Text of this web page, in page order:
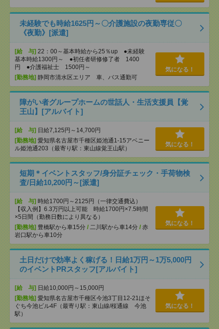
未経験でも時給1625円～〇介護施設の夜勤専従〇
《夜勤》[派遣]
[給 与] 22：00～基本時給から25％up ●未経験
基本時給1300円～ ●初任者研修修了者 1400
円 ●介護福祉士 1500円～
[勤務地] 静岡市清水区エリア 車、バス通勤可
気になる！
障がい者グループホームの世話人・生活支援員【覚
王山】[アルバイト]
[給 与] 日給7,125円～14,700円
[勤務地] 愛知県名古屋市千種区姫池通1-15アベニー
ル姫池通203（最寄り駅：東山線覚王山駅）
気になる！
短期＊イベントスタッフ/身分証チェック・手荷物検
査/日給10,200円～[派遣]
[給 与] 時給1700円～2125円（一律交通費込）
【収入例】6.3万円以上可能 時給1700円×7.5時間
×5日間（勤務日数により異なる）
[勤務地] 豊橋駅から車15分 / 二川駅から車14分 / 赤
岩口駅から車10分
気になる！
土日だけで効率よく稼げる！日給1万円～1万5,000円
のイベントPRスタッフ[アルバイト]
[給 与] 日給10,000円～15,000円
[勤務地] 愛知県名古屋市千種区今池3丁目12-21ほそ
ぐち今池ビル4F（最寄り駅：東山線/桜通線 今池
駅）
気になる！